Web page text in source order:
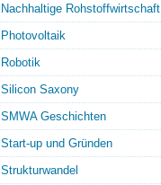
Nachhaltige Rohstoffwirtschaft
Photovoltaik
Robotik
Silicon Saxony
SMWA Geschichten
Start-up und Gründen
Strukturwandel